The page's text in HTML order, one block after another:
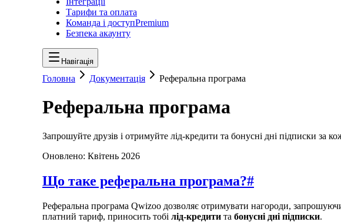
Тарифи та оплата
Команда і доступPremium
Безпека акаунту
Навігація
Головна Документація Реферальна програма
Реферальна програма
Запрошуйте друзів і отримуйте лід-кредити та бонусні дні підписки за
Оновлено: Квітень 2026
Що таке реферальна програма?#
Реферальна програма Qwizoo дозволяє отримувати нагороди,
платний тариф, приносить тобі лід-кредити та бонусні дні підписки.